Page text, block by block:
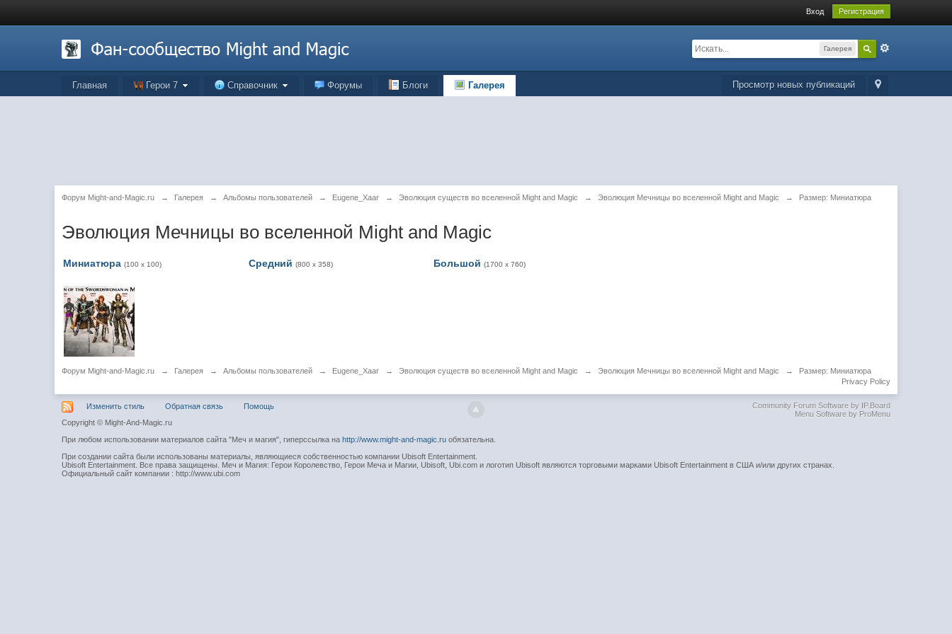
Вход Регистрация
Галерея
Просмотр новых публикаций
Главная Герои 7 Справочник Форумы Блоги Галерея
Форум Might-and-Magic.ru → Галерея → Альбомы пользователей → Eugene_Xaar → Эволюция существ во вселенной Might and Magic → Эволюция Мечницы во вселенной Might and Magic → Размер: Миниатюра
Эволюция Мечницы во вселенной Might and Magic
Миниатюра (100 x 100) Средний (800 x 358) Большой (1700 x 760)
Форум Might-and-Magic.ru → Галерея → Альбомы пользователей → Eugene_Xaar → Эволюция существ во вселенной Might and Magic → Эволюция Мечницы во вселенной Might and Magic →
Размер: Миниатюра
Privacy Policy
Изменить стиль Обратная связь Помощь
Community Forum Software by IP.Board
Menu Software by ProMenu
Copyright © Might-And-Magic.ru
При любом использовании материалов сайта "Меч и магия", гиперссылка наhttp://www.might-and-magic.ru обязательна.
При создании сайта были использованы материалы, являющиеся собственностью компании Ubisoft Entertainment.
Ubisoft Entertainment. Все права защищены. Меч и Магия: Герои Королевство, Герои Меча и Магии, Ubisoft, Ubi.com и логотип Ubisoft являются торговыми марками Ubisoft Entertainment в США и/или других странах.
Официальный сайт компании : http://www.ubi.com